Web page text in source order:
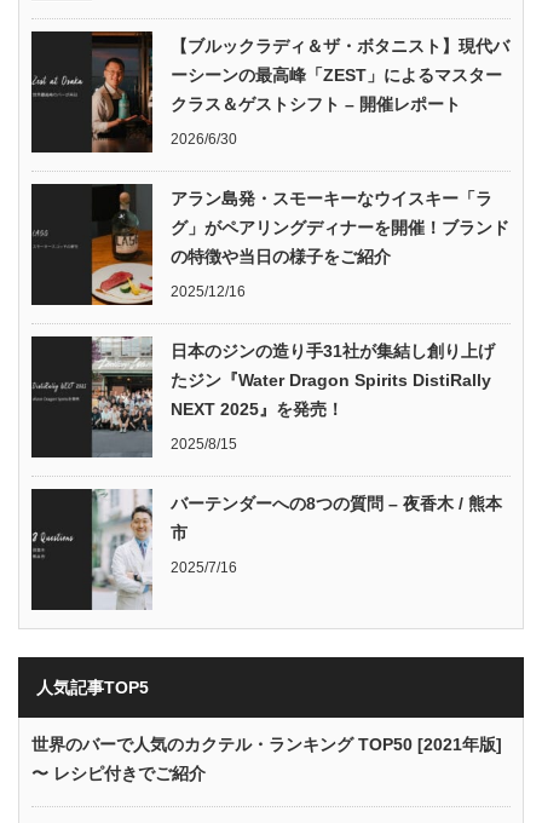
【ブルックラディ＆ザ・ボタニスト】現代バ
ーシーンの最高峰「ZEST」によるマスター
クラス＆ゲストシフト – 開催レポート
2026/6/30
アラン島発・スモーキーなウイスキー「ラ
グ」がペアリングディナーを開催！ブランド
の特徴や当日の様子をご紹介
2025/12/16
日本のジンの造り手31社が集結し創り上げ
たジン『Water Dragon Spirits DistiRally
NEXT 2025』を発売！
2025/8/15
バーテンダーへの8つの質問 – 夜香木 / 熊本
市
2025/7/16
人気記事TOP5
世界のバーで人気のカクテル・ランキング TOP50 [2021年版]
〜 レシピ付きでご紹介